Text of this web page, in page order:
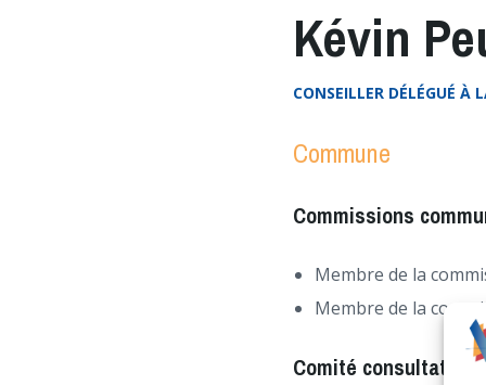
Kévin
CONSEILLER DÉLÉGUÉ À
Commune
Commissions
Membre de la
Membre de la
Comité consultatif